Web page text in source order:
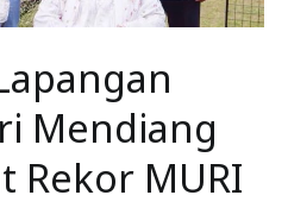
Mendiang
Rekor MURI